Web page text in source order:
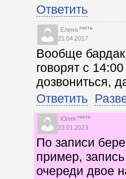
Ответить
Елена гость
21.04.2017
Вообще
говорят с
дозвониться,
Ответить
Юлия гость
23.01.2023
По записи
пример,
очереди двое